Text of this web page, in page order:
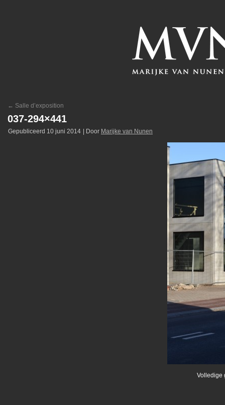
← Salle d’exposition
037-294×441
Gepubliceerd 10 juni 2014 Door Marijke van Nunen
Volledige